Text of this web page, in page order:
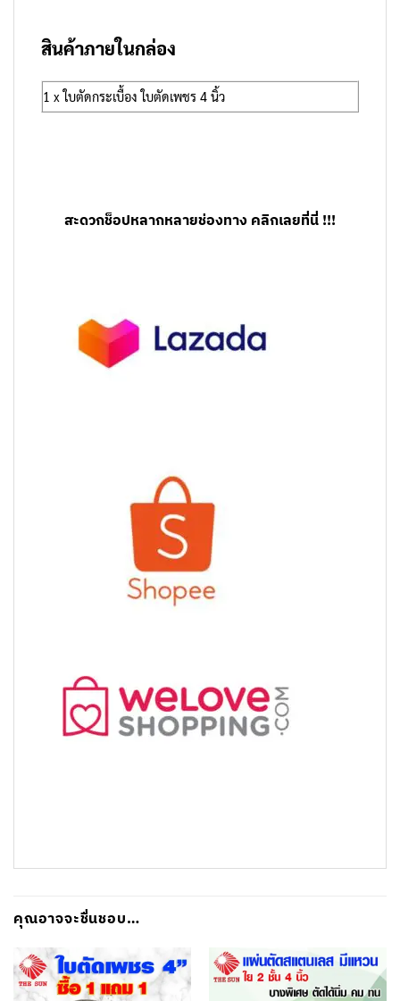
สินค้าภายในกล่อง
1 x ใบตัดกระเบื้อง ใบตัดเพชร 4 นิ้ว
สะดวกช็อปหลากหลายช่องทาง คลิกเลยที่นี่ !!!
คุณอาจจะชื่นชอบ…